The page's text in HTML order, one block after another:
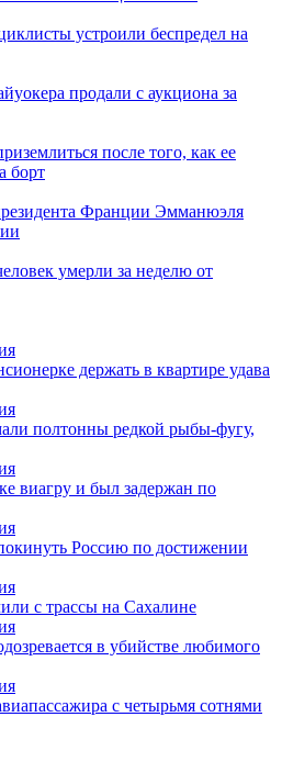
устроили беспредел на
продали с аукциона за
после того, как ее
борт
Франции Эмманюэля
умерли за неделю от
держать в квартире удава
полтонны редкой рыбы-фугу,
виагру и был задержан по
Россию по достижении
с трассы на Сахалине
в убийстве любимого
с четырьмя сотнями